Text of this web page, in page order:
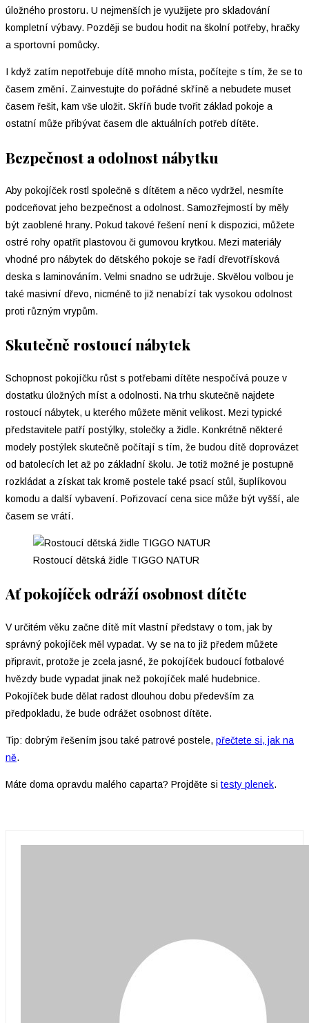
úložného prostoru. U nejmenších je využijete pro skladování
kompletní výbavy. Později se budou hodit na školní potřeby, hračky
a sportovní pomůcky.
I když zatím nepotřebuje dítě mnoho místa, počítejte s tím, že se to
časem změní. Zainvestujte do pořádné skříně a nebudete muset
časem řešit, kam vše uložit. Skříň bude tvořit základ pokoje a
ostatní může přibývat časem dle aktuálních potřeb dítěte.
Bezpečnost a odolnost nábytku
Aby pokojíček rostl společně s dítětem a něco vydržel, nesmíte
podceňovat jeho bezpečnost a odolnost. Samozřejmostí by měly
být zaoblené hrany. Pokud takové řešení není k dispozici, můžete
ostré rohy opatřit plastovou či gumovou krytkou. Mezi materiály
vhodné pro nábytek do dětského pokoje se řadí dřevotřísková
deska s laminováním. Velmi snadno se udržuje. Skvělou volbou je
také masivní dřevo, nicméně to již nenabízí tak vysokou odolnost
proti různým vrypům.
Skutečně rostoucí nábytek
Schopnost pokojíčku růst s potřebami dítěte nespočívá pouze v
dostatku úložných míst a odolnosti. Na trhu skutečně najdete
rostoucí nábytek, u kterého můžete měnit velikost. Mezi typické
představitele patří postýlky, stolečky a židle. Konkrétně některé
modely postýlek skutečně počítají s tím, že budou dítě doprovázet
od batolecích let až po základní školu. Je totiž možné je postupně
rozkládat a získat tak kromě postele také psací stůl, šuplíkovou
komodu a další vybavení. Pořizovací cena sice může být vyšší, ale
časem se vrátí.
Rostoucí dětská židle TIGGO NATUR
Ať pokojíček odráží osobnost dítěte
V určitém věku začne dítě mít vlastní představy o tom, jak by
správný pokojíček měl vypadat. Vy se na to již předem můžete
připravit, protože je zcela jasné, že pokojíček budoucí fotbalové
hvězdy bude vypadat jinak než pokojíček malé hudebnice.
Pokojíček bude dělat radost dlouhou dobu především za
předpokladu, že bude odrážet osobnost dítěte.
Tip: dobrým řešením jsou také patrové postele, přečtete si, jak na
ně.
Máte doma opravdu malého caparta? Projděte si testy plenek.